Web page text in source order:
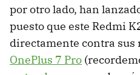
por otro lado, han
puesto que este Redmi
directamente contra sus
OnePlus 7 Pro